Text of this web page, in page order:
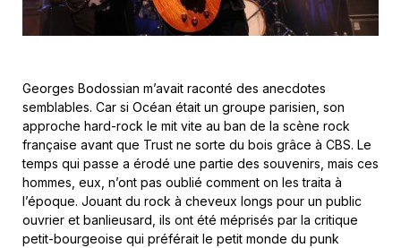
Georges Bodossian m’avait raconté des anecdotes
semblables. Car si Océan était un groupe parisien, son
approche hard-rock le mit vite au ban de la scène rock
française avant que Trust ne sorte du bois grâce à CBS. Le
temps qui passe a érodé une partie des souvenirs, mais ces
hommes, eux, n’ont pas oublié comment on les traita à
l’époque. Jouant du rock à cheveux longs pour un public
ouvrier et banlieusard, ils ont été méprisés par la critique
petit-bourgeoise qui préférait le petit monde du punk